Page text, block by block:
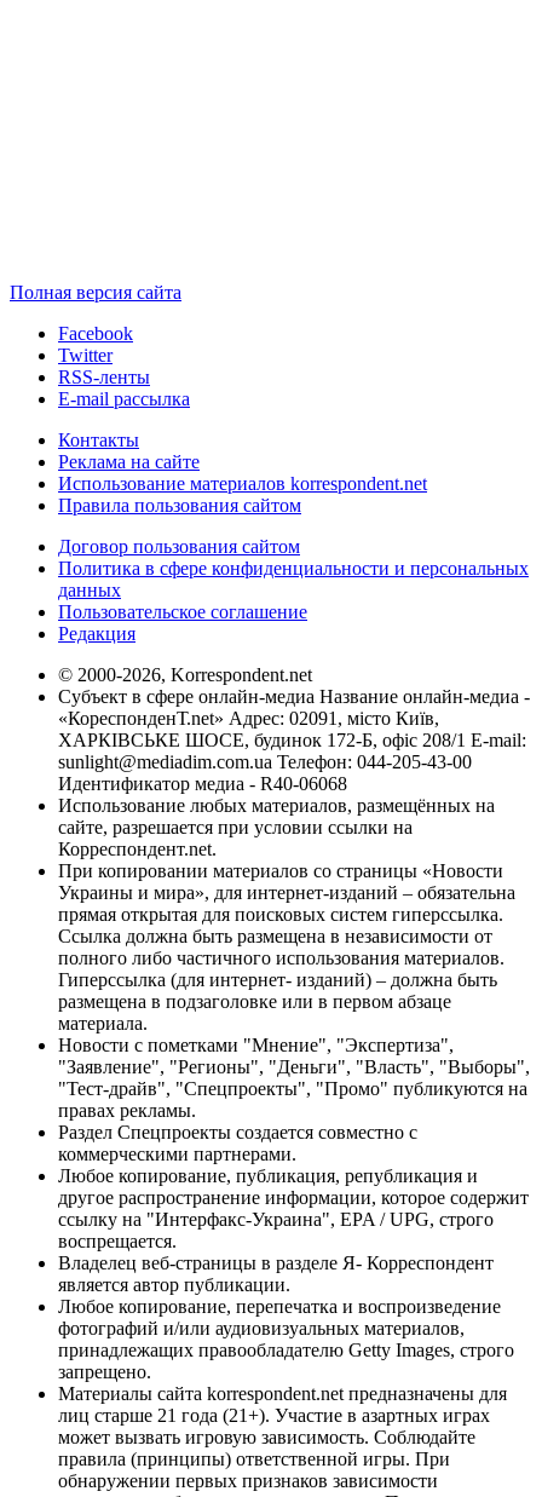
Полная версия сайта
Facebook
Twitter
RSS-ленты
E-mail рассылка
Контакты
Реклама на сайте
Использование материалов korrespondent.net
Правила пользования сайтом
Договор пользования сайтом
Политика в сфере конфиденциальности и персональных
данных
Пользовательское соглашение
Редакция
© 2000-2026, Korrespondent.net
Субъект в сфере онлайн-медиа Название онлайн-медиа -
«КореспонденТ.net» Адрес: 02091, місто Київ,
ХАРКІВСЬКЕ ШОСЕ, будинок 172-Б, офіс 208/1 E-mail:
sunlight@mediadim.com.ua Телефон: 044-205-43-00
Идентификатор медиа - R40-06068
Использование любых материалов, размещённых на
сайте, разрешается при условии ссылки на
Корреспондент.net.
При копировании материалов со страницы «Новости
Украины и мира», для интернет-изданий – обязательна
прямая открытая для поисковых систем гиперссылка.
Ссылка должна быть размещена в независимости от
полного либо частичного использования материалов.
Гиперссылка (для интернет- изданий) – должна быть
размещена в подзаголовке или в первом абзаце
материала.
Новости с пометками "Мнение", "Экспертиза",
"Заявление", "Регионы", "Деньги", "Власть", "Выборы",
"Тест-драйв", "Спецпроекты", "Промо" публикуются на
правах рекламы.
Раздел Спецпроекты создается совместно с
коммерческими партнерами.
Любое копирование, публикация, републикация и
другое распространение информации, которое содержит
ссылку на "Интерфакс-Украина", EPA / UPG, строго
воспрещается.
Владелец веб-страницы в разделе Я- Корреспондент
является автор публикации.
Любое копирование, перепечатка и воспроизведение
фотографий и/или аудиовизуальных материалов,
принадлежащих правообладателю Getty Images, строго
запрещено.
Материалы сайта korrespondent.net предназначены для
лиц старше 21 года (21+). Участие в азартных играх
может вызвать игровую зависимость. Соблюдайте
правила (принципы) ответственной игры. При
обнаружении первых признаков зависимости